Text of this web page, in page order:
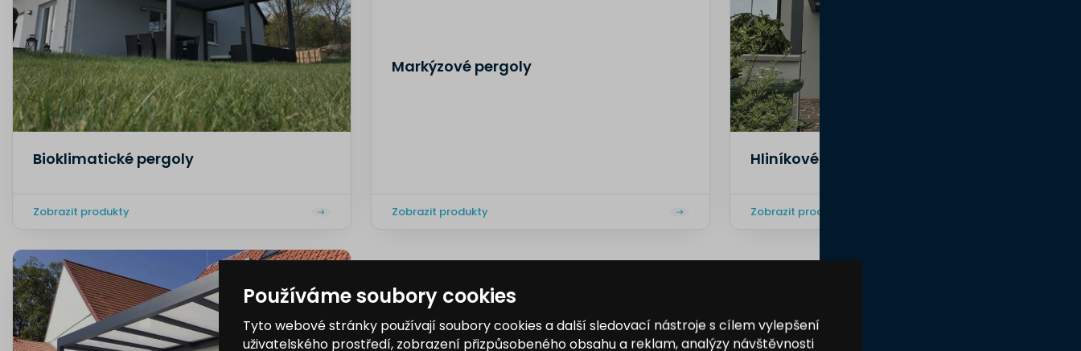
Bioklimatické pergoly
Zobrazit produkty
Markýzové pergoly
Zobrazit produkty
Hliníkové pergoly SKYSPACE LIGHT
Zobrazit produkty
Používáme soubory cookies
Tyto webové stránky používají soubory cookies a další sledovací nástroje s cílem vylepšení
uživatelského prostředí, zobrazení přizpůsobeného obsahu a reklam, analýzy návštěvnosti